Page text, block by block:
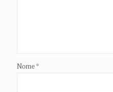
Nome *